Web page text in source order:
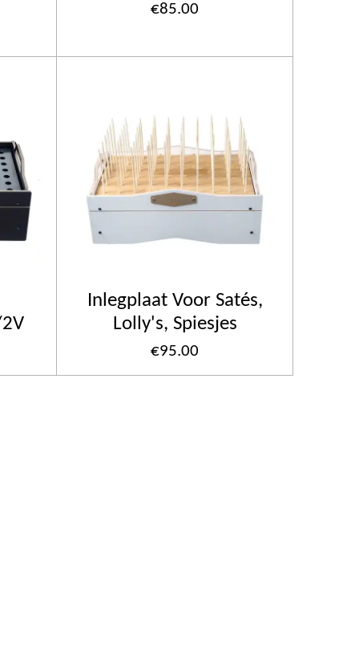
€85.00
Inlegplaat Voor Satés,
Lolly's, Spiesjes
€95.00